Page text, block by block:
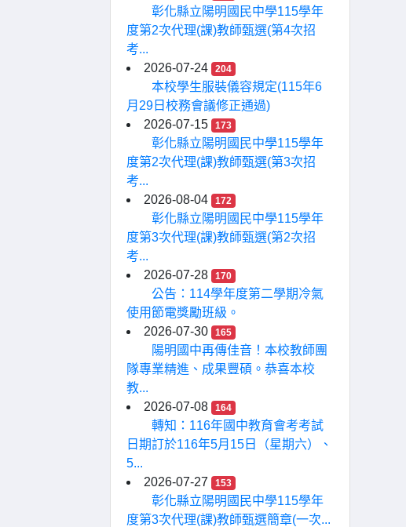
彰化縣立陽明國民中學115學年
度第2次代理(課)教師甄選(第4次招
考...
2026-07-24
204
本校學生服裝儀容規定(115年6
月29日校務會議修正通過)
2026-07-15
173
彰化縣立陽明國民中學115學年
度第2次代理(課)教師甄選(第3次招
考...
2026-08-04
172
彰化縣立陽明國民中學115學年
度第3次代理(課)教師甄選(第2次招
考...
2026-07-28
170
公告：114學年度第二學期冷氣
使用節電獎勵班級。
2026-07-30
165
陽明國中再傳佳音！本校教師團
隊專業精進、成果豐碩。恭喜本校
教...
2026-07-08
164
轉知：116年國中教育會考考試
日期訂於116年5月15日（星期六）、
5...
2026-07-27
153
彰化縣立陽明國民中學115學年
度第3次代理(課)教師甄選簡章(一次...